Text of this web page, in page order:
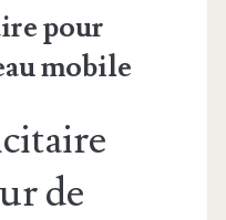
pour
mobile
de